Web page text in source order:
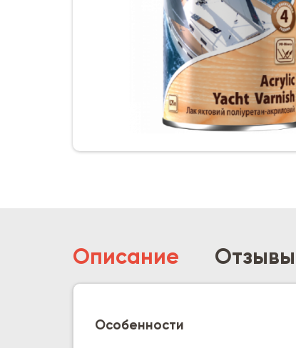
Описание Отзывы
Особенности